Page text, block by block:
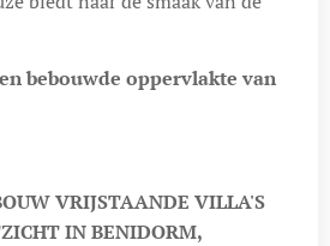
bebouwde oppervlakte van
VRIJSTAANDE VILLA'S
IN BENIDORM,